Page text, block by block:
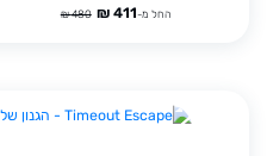
החל מ-411 ₪
480 ₪